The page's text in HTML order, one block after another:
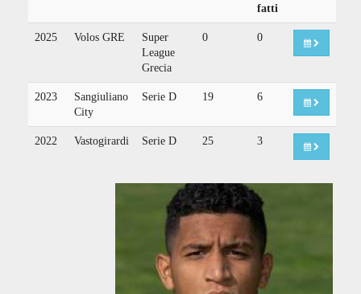
fatti
2025 Volos GRE
Super
League
Grecia
0 0
2023
Sangiuliano
City
Serie D 19 6
2022 Vastogirardi Serie D 25 3